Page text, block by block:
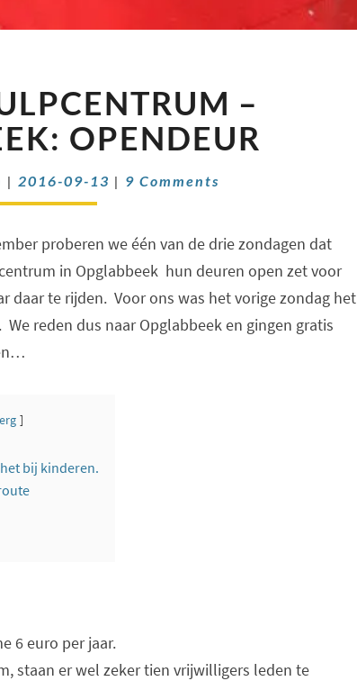
–
OPGLABBEEK:
OPENDEUR
–
OPENDEUR
| 2016-09-13 | Comments
9 Comments
proberen we één van de drie zondagen dat
in Opglabbeek hun deuren open zet voor
daar te rijden. Voor ons was het vorige zondag het
reden dus naar Opglabbeek en gingen gratis
bij kinderen.
6 euro per jaar.
staan er wel zeker tien vrijwilligers leden te